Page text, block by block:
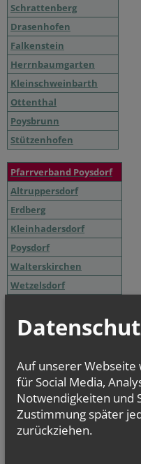
Schrattenberg
Drasenhofen
Falkenstein
Herrnbaumgarten
Kleinschweinbarth
Ottenthal
Poysbrunn
Stützenhofen
Pfarrverband Poysdorf
Altruppersdorf
Erdberg
Kleinhadersdorf
Poysdorf
Walterskirchen
Wetzelsdorf
Entwicklungsraum Ost
Altlichtenwarth
Großkrut
Hausbrunn
Katzelsdorf
Reintal
Auf unserer
für Social Media,
Notwendigkeiten und
Zustimmung später
zurückziehen.